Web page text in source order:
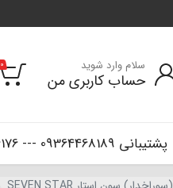
پشتیبانی 09364468189 --- 09125236176
سلام وارد شوید
حساب کاربری من
0